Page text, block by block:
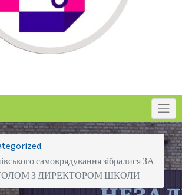
самоврядування зібралися ЗА
З ДИРЕКТОРОМ ШКОЛИ